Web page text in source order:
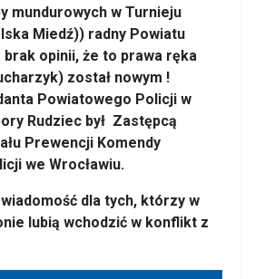
mundurowych w Turnieju
Miedź)) radny Powiatu
opinii, że to prawa ręka
został nowym !
Powiatowego Policji w
Rudziec był Zastępcą
Prewencji Komendy
we Wrocławiu.
dla tych, którzy w
lubią wchodzić w konflikt z